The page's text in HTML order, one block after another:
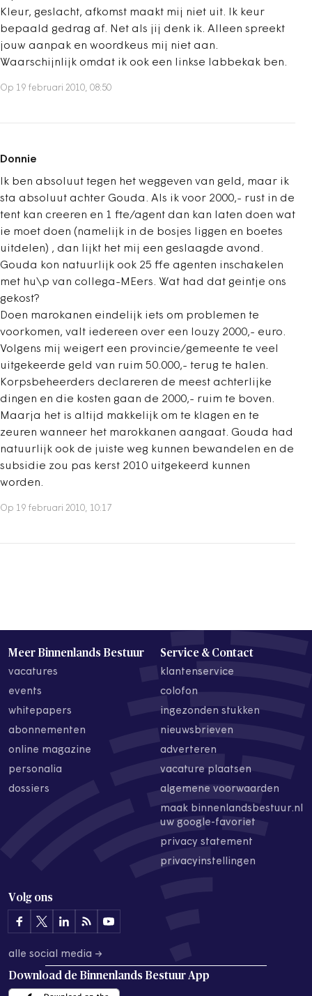
Kleur, geslacht, afkomst maakt mij niet uit. Ik keur
bepaald gedrag af. Net als jij denk ik. Alleen spreekt
jouw aanpak en woordkeus mij niet aan.
Waarschijnlijk omdat ik ook een linkse labbekak ben.
Op 19 februari 2010, 08:50
Donnie
Ik ben absoluut tegen het weggeven van geld, maar ik
sta absoluut achter Gouda. Als ik voor 2000,- rust in de
tent kan creeren en 1 fte/agent dan kan laten doen wat
ie moet doen (namelijk in de bosjes liggen en boetes
uitdelen) , dan lijkt het mij een geslaagde avond.
Gouda kon natuurlijk ook 25 ffe agenten inschakelen
met hu\p van collega-MEers. Wat had dat geintje ons
gekost?
Doen marokanen eindelijk iets om problemen te
voorkomen, valt iedereen over een louzy 2000,- euro.
Volgens mij weigert een provincie/gemeente te veel
uitgekeerde geld van ruim 50.000,- terug te halen.
Korpsbeheerders declareren de meest achterlijke
dingen en die kosten gaan de 2000,- ruim te boven.
Maarja het is altijd makkelijk om te klagen en te
zeuren wanneer het marokkanen aangaat. Gouda had
natuurlijk ook de juiste weg kunnen bewandelen en de
subsidie zou pas kerst 2010 uitgekeerd kunnen
worden.
Op 19 februari 2010, 10:17
Meer Binnenlands Bestuur
vacatures
events
whitepapers
abonnementen
online magazine
personalia
dossiers
Service & Contact
klantenservice
colofon
ingezonden stukken
nieuwsbrieven
adverteren
vacature plaatsen
algemene voorwaarden
maak binnenlandsbestuur.nl
uw google-favoriet
privacy statement
privacyinstellingen
Volg ons
alle social media →
Download de Binnenlands Bestuur App